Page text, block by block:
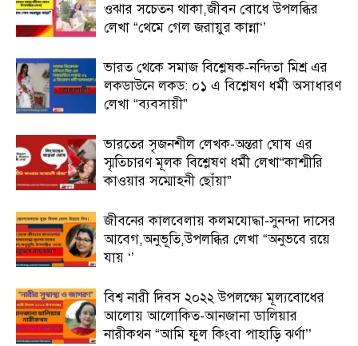
ওঝার সচেতন থাকা,জীবন বোধে উপলব্ধির
লেখা “থেমে গেল জরায়ুর কান্না‘’
ভারত থেকে সমাজ বিশ্লেষক-নন্দিতা মিশ্র এর
লকডাউনে লকড: ০১ এ বিশ্লেষণ ধর্মী অসাধারণ
লেখা “ব্যবসায়ী”
ভারতের সৃজনশীল লেখক-অন্তরা ঘোষ এর
স্মৃতিচারণ মূলক বিশ্লেষণ ধর্মী লেখা“কাশ্মীরি
কাওয়ার সম্মোহনী ছোঁয়া”
জীবনের কালবেলায় কলমযোদ্ধা-সুনন্দা দাসের
আবেগ,অনুভূতি,উপলব্ধির লেখা “অনুভবে রয়ে
যায় ‘’
বিশ্ব নারী দিবস ২০২২ উপলক্ষ্যে মূল্যবোধের
আলোয় আলোকিত-আনজানা ডালিয়ার
নারীকথন “আমি ফুল কিংবা পাহাড়ি ঝর্ণা’’